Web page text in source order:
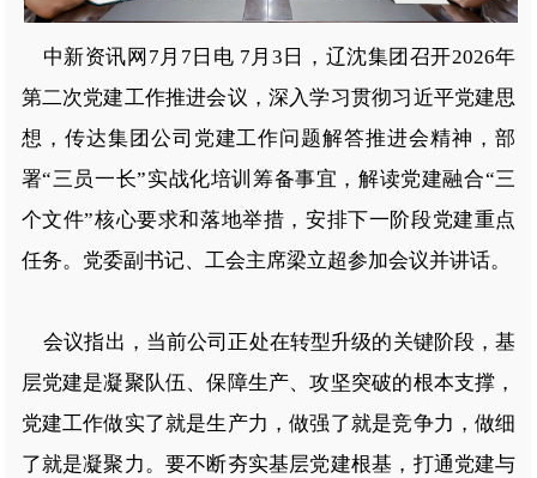
中新资讯网7月7日电 7月3日，辽沈集团召开2026年
第二次党建工作推进会议，深入学习贯彻习近平党建思
想，传达集团公司党建工作问题解答推进会精神，部
署“三员一长”实战化培训筹备事宜，解读党建融合“三
个文件”核心要求和落地举措，安排下一阶段党建重点
任务。党委副书记、工会主席梁立超参加会议并讲话。
会议指出，当前公司正处在转型升级的关键阶段，基
层党建是凝聚队伍、保障生产、攻坚突破的根本支撑，
党建工作做实了就是生产力，做强了就是竞争力，做细
了就是凝聚力。要不断夯实基层党建根基，打通党建与